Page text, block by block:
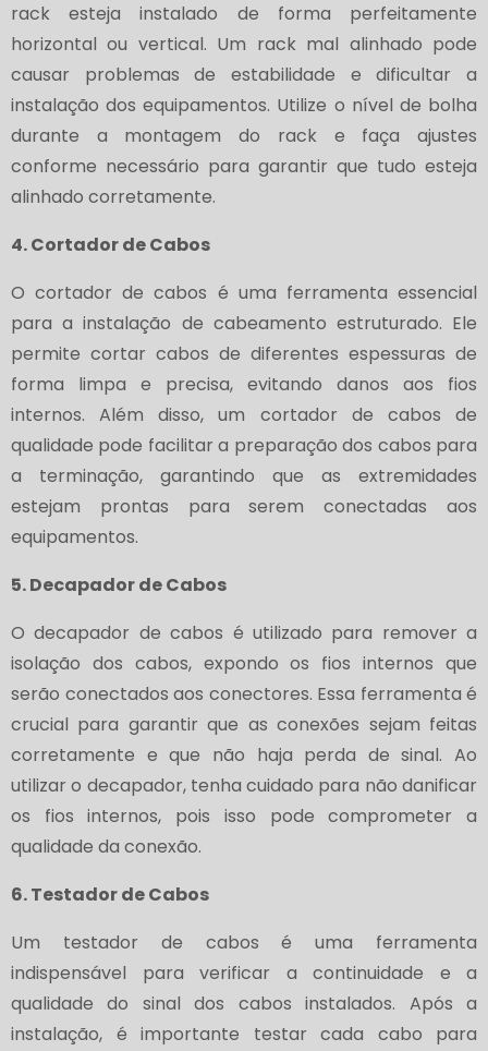
rack esteja instalado de forma perfeitamente
horizontal ou vertical. Um rack mal alinhado pode
causar problemas de estabilidade e dificultar a
instalação dos equipamentos. Utilize o nível de bolha
durante a montagem do rack e faça ajustes
conforme necessário para garantir que tudo esteja
alinhado corretamente.
4. Cortador de Cabos
O cortador de cabos é uma ferramenta essencial
para a instalação de cabeamento estruturado. Ele
permite cortar cabos de diferentes espessuras de
forma limpa e precisa, evitando danos aos fios
internos. Além disso, um cortador de cabos de
qualidade pode facilitar a preparação dos cabos para
a terminação, garantindo que as extremidades
estejam prontas para serem conectadas aos
equipamentos.
5. Decapador de Cabos
O decapador de cabos é utilizado para remover a
isolação dos cabos, expondo os fios internos que
serão conectados aos conectores. Essa ferramenta é
crucial para garantir que as conexões sejam feitas
corretamente e que não haja perda de sinal. Ao
utilizar o decapador, tenha cuidado para não danificar
os fios internos, pois isso pode comprometer a
qualidade da conexão.
6. Testador de Cabos
Um testador de cabos é uma ferramenta
indispensável para verificar a continuidade e a
qualidade do sinal dos cabos instalados. Após a
instalação, é importante testar cada cabo para